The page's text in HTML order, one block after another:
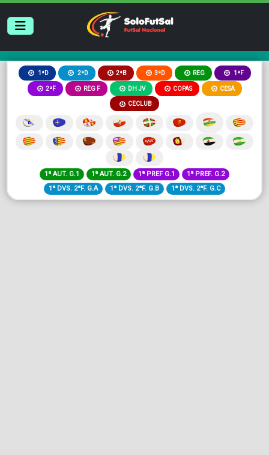
1ªD 2ªD 2ªB 3ªD REG 1ªF
2ªF REG F DH JV COPAS CESA
CECLUB
1ª AUT. G.1 1ª AUT. G.2 1ª PREF G.1
1ª PREF. G.2
1ª DVS. 2ªF. G.A
1ª DVS. 2ªF. G.B 1ª DVS. 2ªF. G.C